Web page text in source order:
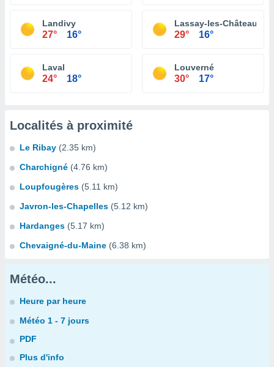
Landivy
27° 16°
Lassay-les-Châteaux
29° 16°
Laval
24° 18°
Louverné
30° 17°
Localités à proximité
Le Ribay (2.35 km)
Charchigné (4.76 km)
Loupfougères (5.11 km)
Javron-les-Chapelles (5.12 km)
Hardanges (5.17 km)
Chevaigné-du-Maine (6.38 km)
Météo...
Heure par heure
Météo 1 - 7 jours
PDF
Plus d'info